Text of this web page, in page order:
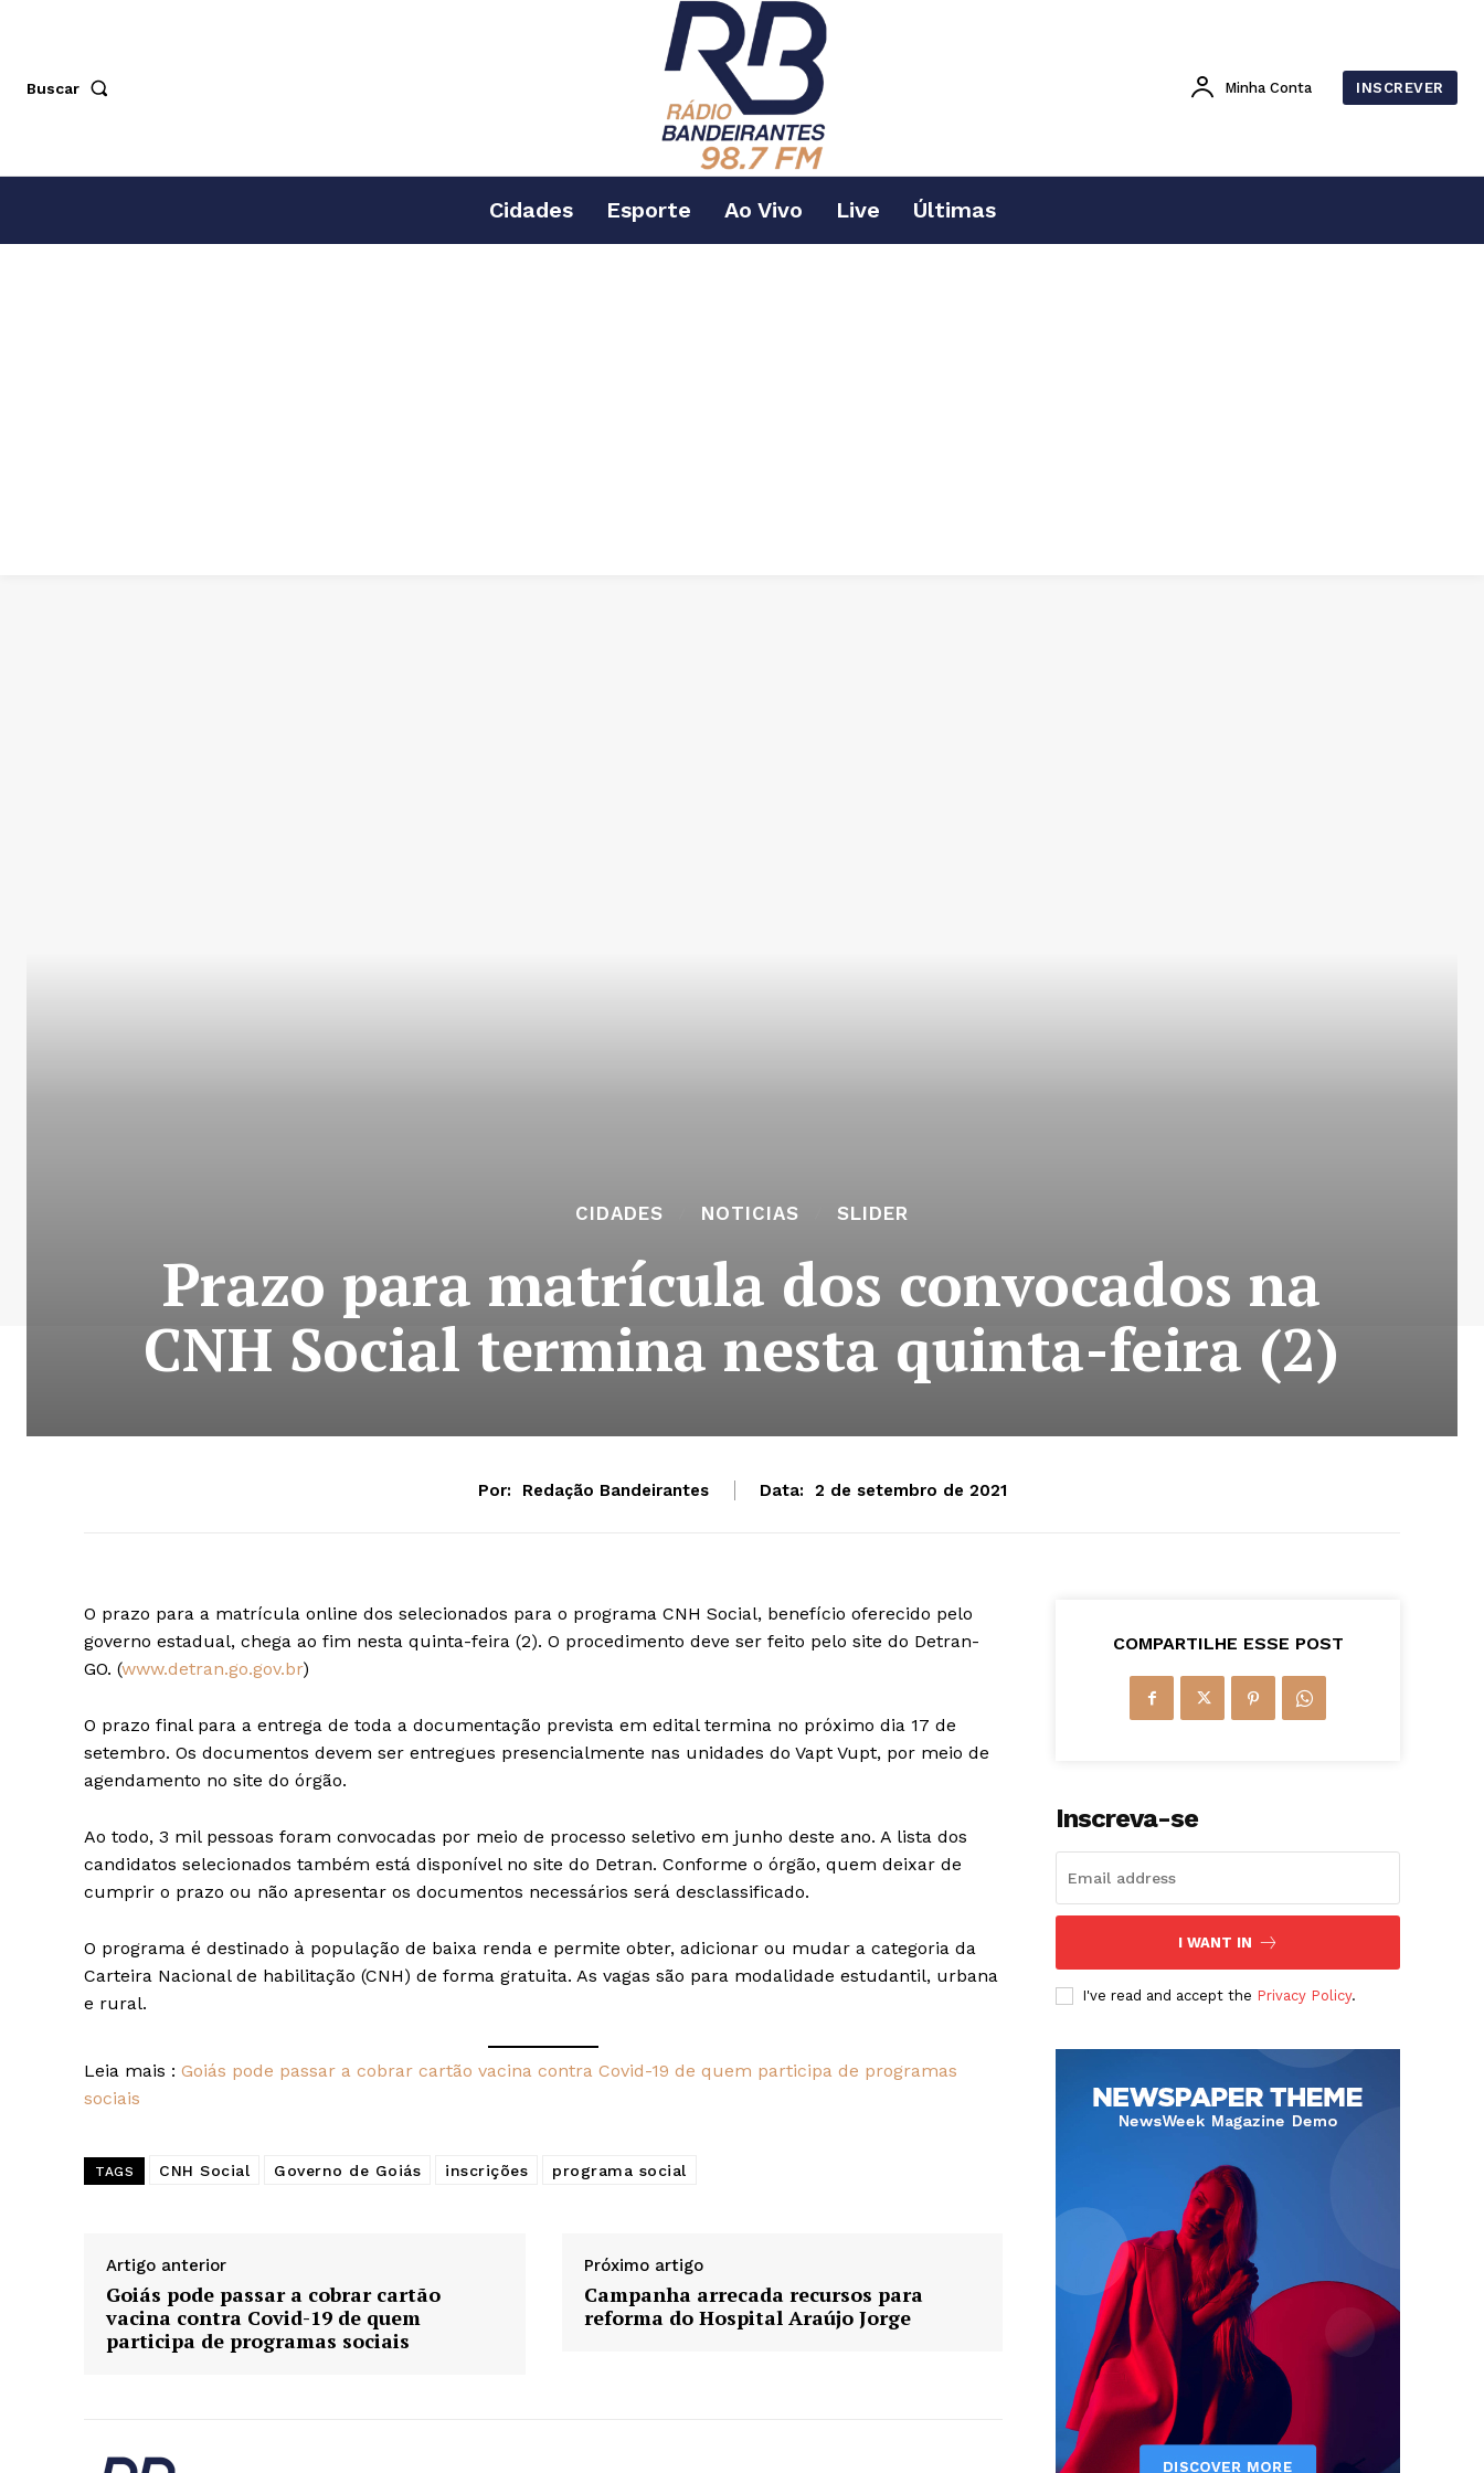
Buscar Minha Conta INSCREVER
Cidades Esporte Ao Vivo Live Últimas
CIDADES NOTICIAS SLIDER
Prazo para matrícula dos convocados na
CNH Social termina nesta quinta-feira (2)
Por: Redação Bandeirantes Data: 2 de setembro de 2021
O prazo para a matrícula online dos selecionados para o programa CNH Social, benefício oferecido pelo
governo estadual, chega ao fim nesta quinta-feira (2). O procedimento deve ser feito pelo site do Detran-
GO. (www.detran.go.gov.br)
O prazo final para a entrega de toda a documentação prevista em edital termina no próximo dia 17 de
setembro. Os documentos devem ser entregues presencialmente nas unidades do Vapt Vupt, por meio de
agendamento no site do órgão.
Ao todo, 3 mil pessoas foram convocadas por meio de processo seletivo em junho deste ano. A lista dos
candidatos selecionados também está disponível no site do Detran. Conforme o órgão, quem deixar de
cumprir o prazo ou não apresentar os documentos necessários será desclassificado.
O programa é destinado à população de baixa renda e permite obter, adicionar ou mudar a categoria da
Carteira Nacional de habilitação (CNH) de forma gratuita. As vagas são para modalidade estudantil, urbana
e rural.
Leia mais : Goiás pode passar a cobrar cartão vacina contra Covid-19 de quem participa de programas
sociais
TAGS CNH Social Governo de Goiás inscrições programa social
Artigo anterior
Goiás pode passar a cobrar cartão
vacina contra Covid-19 de quem
participa de programas sociais
Próximo artigo
Campanha arrecada recursos para
reforma do Hospital Araújo Jorge
COMPARTILHE ESSE POST
Inscreva-se
I WANT IN
I've read and accept the Privacy Policy.